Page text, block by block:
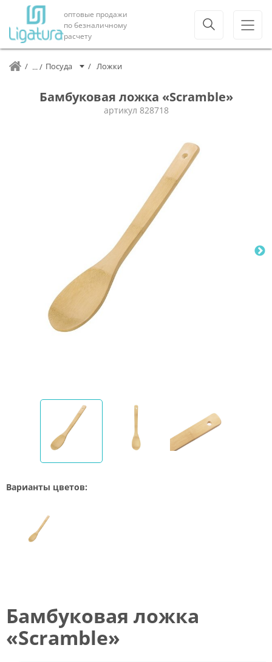
оптовые продажи
по безналичному
расчету
Посуда Ложки
Бамбуковая ложка «Scramble»
артикул 828718
Варианты цветов:
Бамбуковая ложка
«Scramble»